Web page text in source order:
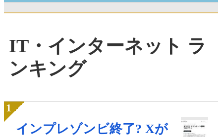
IT・インターネット ラ
ンキング
インプレゾンビ終了? Xが